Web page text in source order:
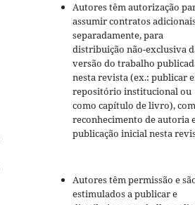
Autores têm autorização
assumir contratos
separadamente, para
distribuição não-exclusiva
versão do trabalho
nesta revista (ex.: publicar
repositório institucional ou
como capítulo de livro), com
reconhecimento de autoria
publicação inicial nesta
Autores têm permissão e
estimulados a publicar e